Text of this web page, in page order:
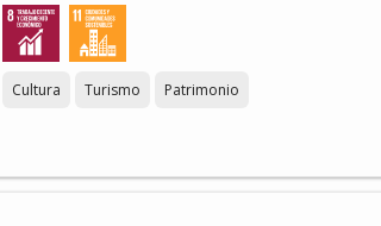
instalando, en puntos señalizados, códigos de
Response Code) –QR- acercando los valores
El Código QR: Puede ser escaneado por cualquier
Cultura Turismo Patrimonio